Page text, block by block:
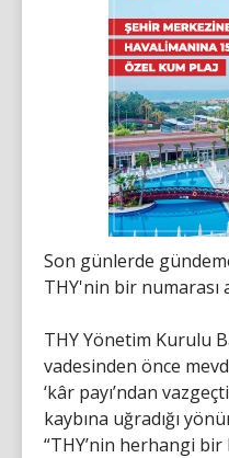
Son günlerde
THY'nin bir numarası
THY Yönetim Kurulu
vadesinden önce
‘kâr payı’ndan
kaybına uğradığı
“THY’nin herhangi